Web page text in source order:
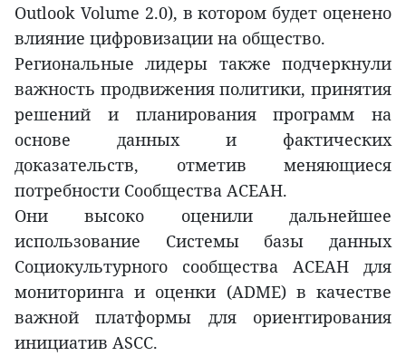
Outlook Volume 2.0), в котором будет оценено
влияние цифровизации на общество.
Региональные лидеры также подчеркнули
важность продвижения политики, принятия
решений и планирования программ на
основе данных и фактических
доказательств, отметив меняющиеся
потребности Сообщества АСЕАН.
Они высоко оценили дальнейшее
использование Системы базы данных
Социокультурного сообщества АСЕАН для
мониторинга и оценки (ADME) в качестве
важной платформы для ориентирования
инициатив ASCC.